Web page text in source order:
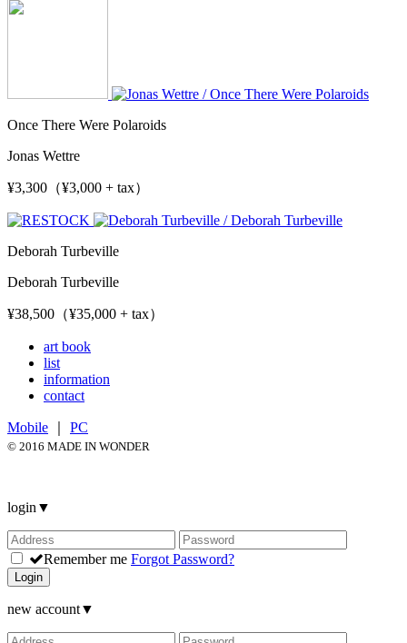
Once There Were Polaroids
Jonas Wettre
¥3,300（¥3,000 + tax）
Deborah Turbeville
Deborah Turbeville
¥38,500（¥35,000 + tax）
art book
list
information
contact
Mobile PC
© 2016 MADE IN WONDER
login ▼
Remember me Forgot Password?
Login
new account▼